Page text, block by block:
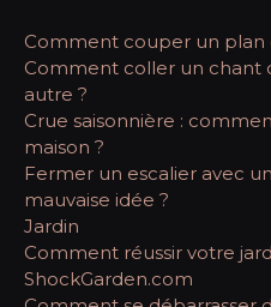
Comment couper un plan
Comment coller un chant
autre ?
Crue saisonnière :
maison ?
Fermer un escalier avec
mauvaise idée ?
Jardin
Comment réussir votre
ShockGarden.com